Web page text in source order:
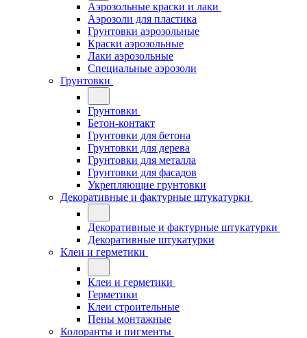
Аэрозольные краски и лаки
Аэрозоли для пластика
Грунтовки аэрозольные
Краски аэрозольные
Лаки аэрозольные
Специальные аэрозоли
Грунтовки
Грунтовки
Бетон-контакт
Грунтовки для бетона
Грунтовки для дерева
Грунтовки для металла
Грунтовки для фасадов
Укрепляющие грунтовки
Декоративные и фактурные штукатурки
Декоративные и фактурные штукатурки
Декоративные штукатурки
Клеи и герметики
Клеи и герметики
Герметики
Клеи строительные
Пены монтажные
Колоранты и пигменты